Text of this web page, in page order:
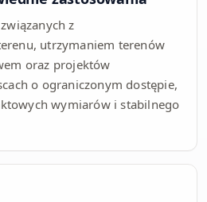
z
utrzymaniem terenów
oraz projektów
o ograniczonym dostępie,
wymiarów i stabilnego